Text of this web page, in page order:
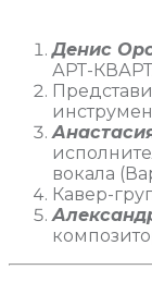
Денис
АРТ-
вокала
Кавер-